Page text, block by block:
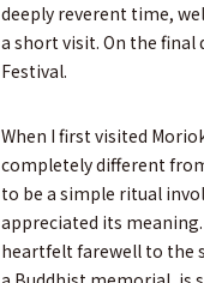
deeply reverent time,
a short visit. On the final
Festival.
When I first visited
completely different
to be a simple ritual
appreciated its
heartfelt farewell to the